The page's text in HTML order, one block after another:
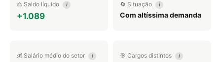
⚖️ Saldo líquido i
+1.089
🔄 Situação i
Com altíssima demanda
💰 Salário médio do setor i 🎯 Cargos distintos i